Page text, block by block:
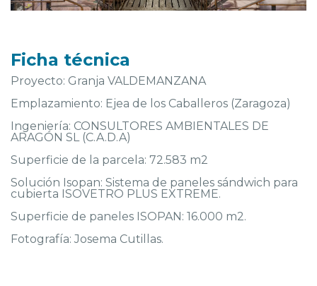
Ficha técnica
Proyecto: Granja VALDEMANZANA
Emplazamiento: Ejea de los Caballeros (Zaragoza)
Ingeniería: CONSULTORES AMBIENTALES DE
ARAGÓN SL (C.A.D.A)
Superficie de la parcela: 72.583 m2
Solución Isopan: Sistema de paneles sándwich para
cubierta ISOVETRO PLUS EXTREME.
Superficie de paneles ISOPAN: 16.000 m2.
Fotografía: Josema Cutillas.